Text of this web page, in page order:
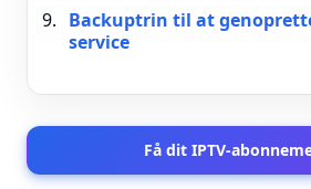
Backuptrin til at
service
Få dit IPTV-